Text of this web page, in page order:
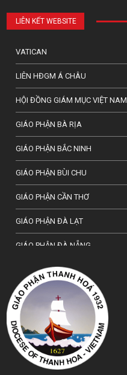
LIÊN KẾT WEBSITE
VATICAN
LIÊN HĐGM Á CHÂU
HỘI ĐỒNG GIÁM MỤC VIỆT NAM
GIÁO PHẬN BÀ RỊA
GIÁO PHẬN BẮC NINH
GIÁO PHẬN BÙI CHU
GIÁO PHẬN CẦN THƠ
GIÁO PHẬN ĐÀ LẠT
GIÁO PHẬN ĐÀ NẴNG
TỔNG GIÁO PHẬN HÀ NỘI
GIÁO PHẬN HẢI PHÒNG
TỔNG GIÁO PHẬN HUẾ
GIÁO PHẬN HƯNG HOÁ
GIÁO PHẬN KON TUM